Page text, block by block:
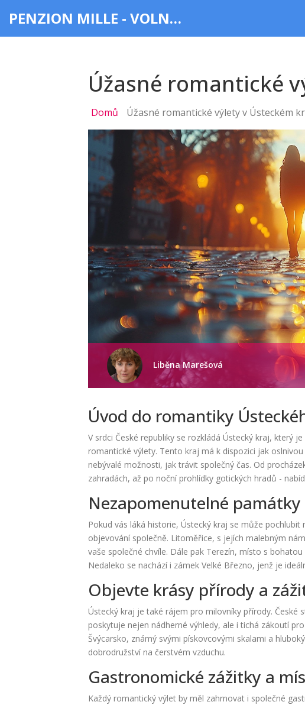
PENZION MILLE - VOLNÝ ČAS & ZÁBAVA
Úžasné romantické
Domů Úžasné romantické výlety v Ústeckém
Liběna Marešová
Úvod do romantiky
V srdci České republiky se rozkládá Ústecký kraj, který
romantické výlety. Tento kraj má k dispozici jak
nebývalé možnosti, jak trávit společný čas. Od
zahradách, až po noční prohlídky gotických hradů -
Nezapomenutelné
Pokud vás láká historie, Ústecký kraj se může
objevování společně. Litoměřice, s jejích malebným
vaše společné chvíle. Dále pak Terezín, místo s
Nedaleko se nachází i zámek Velké Březno, jenž je
Objevte krásy přírody a
Ústecký kraj je také rájem pro milovníky přírody.
poskytuje nejen nádherné výhledy, ale i tichá zákoutí
Švýcarsko, známý svými pískovcovými skalami a
dobrodružství na čerstvém vzduchu.
Gastronomické zážitky a
Každý romantický výlet by měl zahrnovat i společné